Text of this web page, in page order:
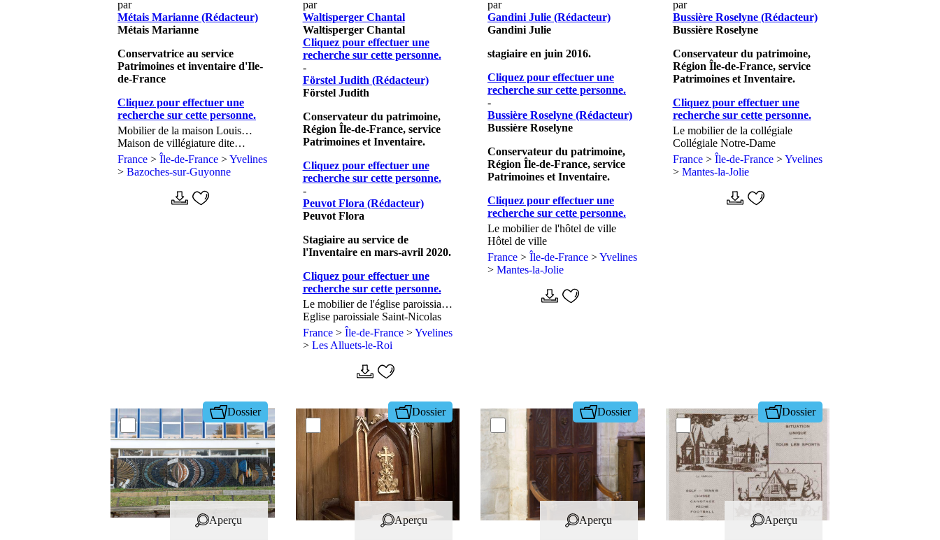
par
Métais Marianne (Rédacteur)
Métais Marianne
Conservatrice au service
Patrimoines et inventaire d'Ile-
de-France
Cliquez pour effectuer une
recherche sur cette personne.
Mobilier de la maison Louis
Carré
Maison de villégiature dite
maison Louis Carré
France > Île-de-France >Yvelines
> Bazoches-sur-Guyonne
par
Waltisperger Chantal
Waltisperger Chantal
Cliquez pour effectuer une
recherche sur cette personne.
-
Förstel Judith (Rédacteur)
Förstel Judith
Conservateur du patrimoine,
Région Île-de-France, service
Patrimoines et Inventaire.
Cliquez pour effectuer une
recherche sur cette personne.
-
Peuvot Flora (Rédacteur)
Peuvot Flora
Stagiaire au service de
l'Inventaire en mars-avril 2020.
Cliquez pour effectuer une
recherche sur cette personne.
Le mobilier de l'église paroissiale
Saint-Nicolas
Eglise paroissiale Saint-Nicolas
France > Île-de-France >Yvelines
> Les Alluets-le-Roi
par
Gandini Julie (Rédacteur)
Gandini Julie
stagiaire en juin 2016.
Cliquez pour effectuer une
recherche sur cette personne.
-
Bussière Roselyne (Rédacteur)
Bussière Roselyne
Conservateur du patrimoine,
Région Île-de-France, service
Patrimoines et Inventaire.
Cliquez pour effectuer une
recherche sur cette personne.
Le mobilier de l'hôtel de ville
Hôtel de ville
France > Île-de-France >Yvelines
> Mantes-la-Jolie
par
Bussière Roselyne (Rédacteur)
Bussière Roselyne
Conservateur du patrimoine,
Région Île-de-France, service
Patrimoines et Inventaire.
Cliquez pour effectuer une
recherche sur cette personne.
Le mobilier de la collégiale
Collégiale Notre-Dame
France > Île-de-France >Yvelines
> Mantes-la-Jolie
Dossier
Aperçu
Dossier
Aperçu
Dossier
Aperçu
Dossier
Aperçu